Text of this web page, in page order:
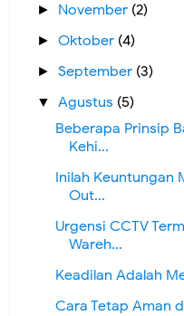
► November (2)
►Oktober (4)
►September (3)
▼Agustus (5)
Beberapa Prinsip
Kehi...
Inilah Keuntungan
Out...
Urgensi CCTV
Wareh...
Keadilan Adalah
Cara Tetap Aman